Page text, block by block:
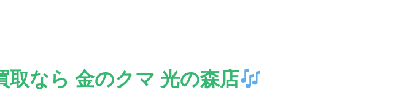
取なら 金のクマ 光の森店